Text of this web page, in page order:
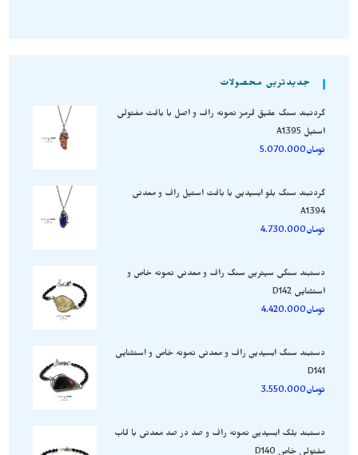
جدیدترین محصولات
گردنبند سنگ عقیق قرمز نمونه راف و اصل با بافت مفتولی
استیل A1395
تومان5.070.000
گردنبند سنگ بلو ابسیدین با بافت استیل راف و معدنی
A1394
تومان4.730.000
دستبند سنگی سیترین سنگ راف و معدنی نمونه خاص و
استثنایی D142
تومان4.420.000
دستبند سنگ ابسیدین راف و معدنی نمونه خاص و استثنایی
D141
تومان3.550.000
دستبند بلک ابسیدین نمونه راف و صد در صد معدنی با قاب
مفتولی خاص D140